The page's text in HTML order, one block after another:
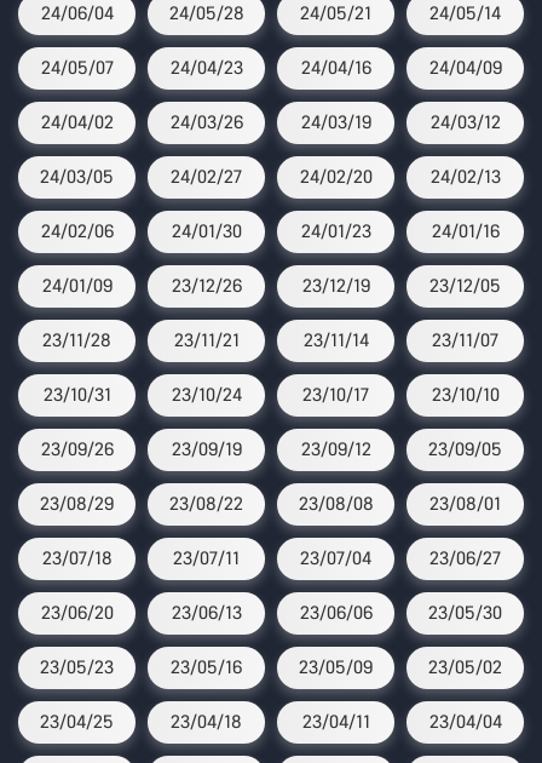
24/06/04 24/05/28 24/05/21 24/05/14
24/05/07 24/04/23 24/04/16 24/04/09
24/04/02 24/03/26 24/03/19 24/03/12
24/03/05 24/02/27 24/02/20 24/02/13
24/02/06 24/01/30 24/01/23 24/01/16
24/01/09 23/12/26 23/12/19 23/12/05
23/11/28 23/11/21 23/11/14 23/11/07
23/10/31 23/10/24 23/10/17 23/10/10
23/09/26 23/09/19 23/09/12 23/09/05
23/08/29 23/08/22 23/08/08 23/08/01
23/07/18 23/07/11 23/07/04 23/06/27
23/06/20 23/06/13 23/06/06 23/05/30
23/05/23 23/05/16 23/05/09 23/05/02
23/04/25 23/04/18 23/04/11 23/04/04